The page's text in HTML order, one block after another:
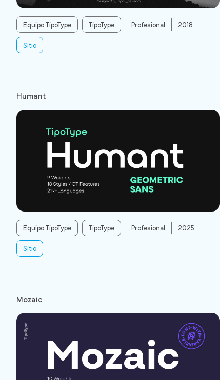
Profesional
2018
Sitio
Equipo TipoType TipoType
Humant
Profesional
2025
Sitio
Equipo TipoType TipoType
Mozaic